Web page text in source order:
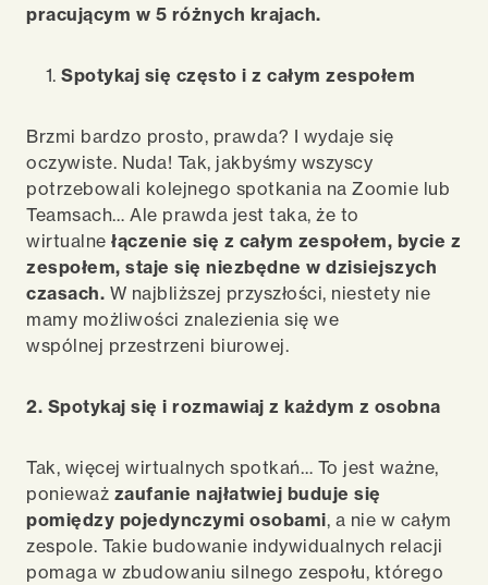
pracującym w 5 różnych krajach.
Spotykaj się często i z całym zespołem
Brzmi bardzo prosto, prawda? I wydaje się
oczywiste. Nuda! Tak, jakbyśmy wszyscy
potrzebowali kolejnego spotkania na Zoomie lub
Teamsach… Ale prawda jest taka, że to
wirtualne łączenie się z całym zespołem, bycie z
zespołem, staje się niezbędne w dzisiejszych
czasach. W najbliższej przyszłości, niestety nie
mamy możliwości znalezienia się we
wspólnej przestrzeni biurowej.
2. Spotykaj się i rozmawiaj z każdym z osobna
Tak, więcej wirtualnych spotkań… To jest ważne,
ponieważ zaufanie najłatwiej buduje się
pomiędzy pojedynczymi osobami, a nie w całym
zespole. Takie budowanie indywidualnych relacji
pomaga w zbudowaniu silnego zespołu, którego